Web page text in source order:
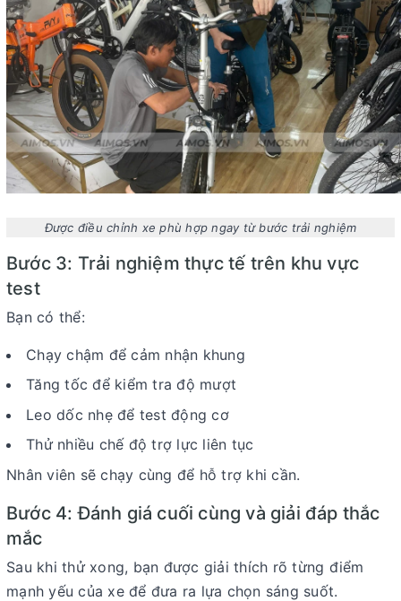
Được điều chỉnh xe phù hợp ngay từ bước trải nghiệm
Bước 3: Trải nghiệm thực tế trên khu vực
test
Bạn có thể:
Chạy chậm để cảm nhận khung
Tăng tốc để kiểm tra độ mượt
Leo dốc nhẹ để test động cơ
Thử nhiều chế độ trợ lực liên tục
Nhân viên sẽ chạy cùng để hỗ trợ khi cần.
Bước 4: Đánh giá cuối cùng và giải đáp thắc
mắc
Sau khi thử xong, bạn được giải thích rõ từng điểm
mạnh yếu của xe để đưa ra lựa chọn sáng suốt.